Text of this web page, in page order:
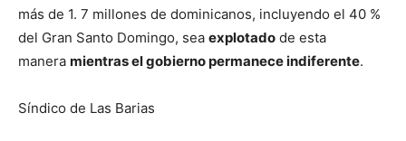
más de 1. 7 millones de dominicanos, incluyendo el 40 %
del Gran Santo Domingo, sea explotado de esta
manera mientras el gobierno permanece indiferente.
Síndico de Las Barias